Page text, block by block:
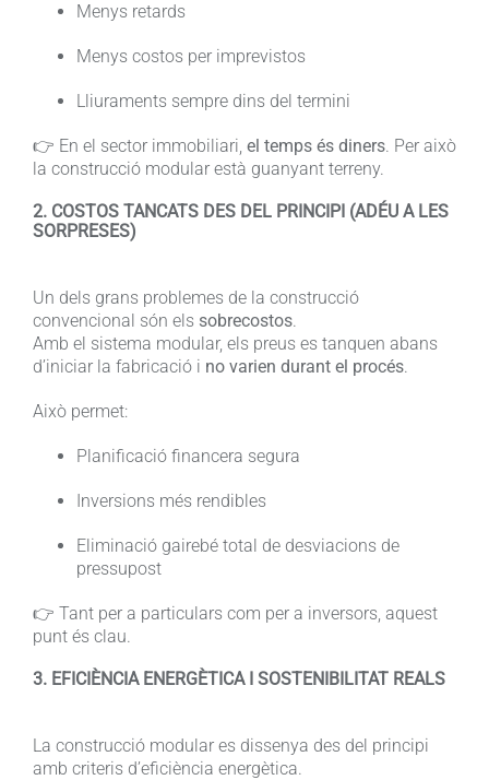
Menys retards
Menys costos per imprevistos
Lliuraments sempre dins del termini
👉 En el sector immobiliari, el temps és diners. Per això
la construcció modular està guanyant terreny.
2. COSTOS TANCATS DES DEL PRINCIPI (ADÉU A LES
SORPRESES)
Un dels grans problemes de la construcció
convencional són els sobrecostos.
Amb el sistema modular, els preus es tanquen abans
d’iniciar la fabricació i no varien durant el procés.
Això permet:
Planificació financera segura
Inversions més rendibles
Eliminació gairebé total de desviacions de
pressupost
👉 Tant per a particulars com per a inversors, aquest
punt és clau.
3. EFICIÈNCIA ENERGÈTICA I SOSTENIBILITAT REALS
La construcció modular es dissenya des del principi
amb criteris d’eficiència energètica.